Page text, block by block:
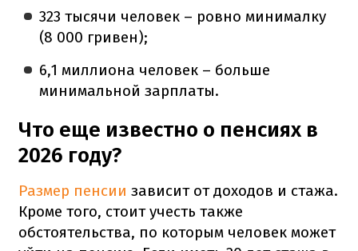
323 тысячи человек – ровно минималку
(8 000 гривен);
6,1 миллиона человек – больше
минимальной зарплаты.
Что еще известно о пенсиях в
2026 году?
Размер пенсии зависит от доходов и стажа.
Кроме того, стоит учесть также
обстоятельства, по которым человек может